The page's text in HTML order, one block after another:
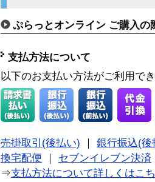
ぷらっとオンライン ご購入の
支払方法について
以下のお支払い方法がご利用で
売掛取引(後払い)
銀行振込(後
換宅配便
セブンイレブン決済
⇒支払方法について詳しくはこ